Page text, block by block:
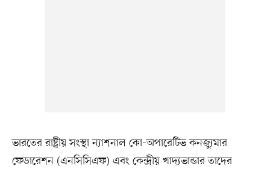
ভারতের রাষ্ট্রীয় সংস্থা ন্যাশনাল কো-অপারেটিভ কনজ্যুমার
ফেডারেশন (এনসিসিএফ) এবং কেন্দ্রীয় খাদ্যভান্ডার তাদের